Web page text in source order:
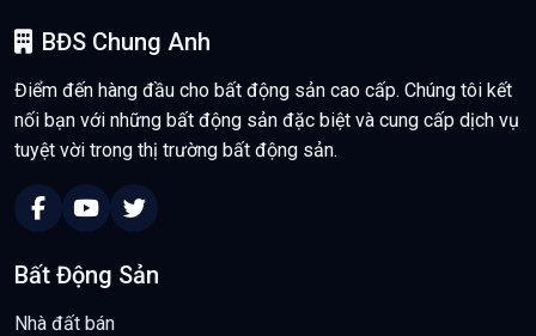
BĐS Chung Anh
Điểm đến hàng đầu cho bất động sản cao cấp. Chúng tôi kết
nối bạn với những bất động sản đặc biệt và cung cấp dịch vụ
tuyệt vời trong thị trường bất động sản.
Bất Động Sản
Nhà đất bán